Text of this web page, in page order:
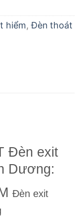
hiểm,Đèn thoát
Đèn exit
Dương:
Đèn exit